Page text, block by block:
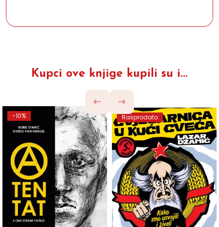
Kupci ove knjige kupili su i...
-10% Rasprodato